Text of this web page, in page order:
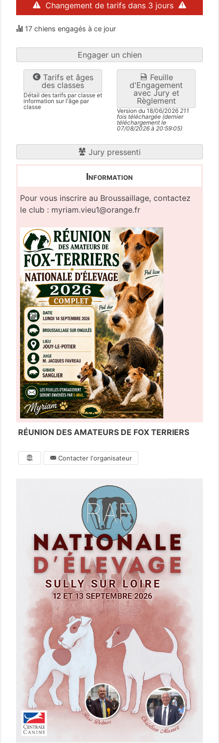
Changement de tarifs dans 3 jours
17 chiens engagés à ce jour
Engager un chien
Tarifs et âges
des classes
Détail des tarifs par classe et
information sur l'âge par
classe
Feuille
d'Engagement
avec Jury et
Règlement
Version du 18/06/2026 211
fois téléchargée (dernier
téléchargement le
07/08/2026 à 20:59:05)
Jury pressenti
Information
Pour vous inscrire au Broussaillage, contactez
le club : myriam.vieu1@orange.fr
RÉUNION DES AMATEURS DE FOX TERRIERS
Contacter l'organisateur